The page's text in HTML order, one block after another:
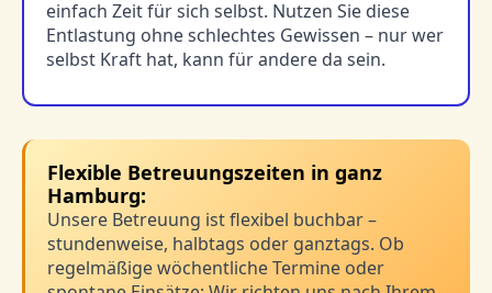
einfach Zeit für sich selbst. Nutzen Sie diese
Entlastung ohne schlechtes Gewissen – nur wer
selbst Kraft hat, kann für andere da sein.
Flexible Betreuungszeiten in ganz
Hamburg:
Unsere Betreuung ist flexibel buchbar –
stundenweise, halbtags oder ganztags. Ob
regelmäßige wöchentliche Termine oder